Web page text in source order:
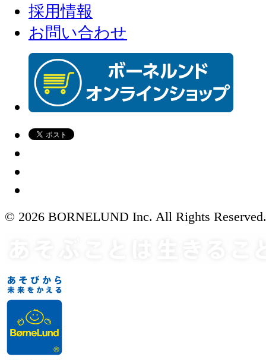
採用情報
お問い合わせ
© 2026 BORNELUND Inc. All Rights Reserved.